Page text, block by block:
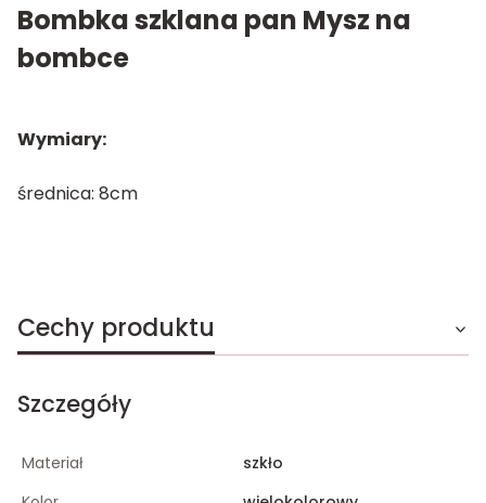
Bombka szklana pan Mysz na
bombce
Wymiary:
średnica: 8cm
Cechy produktu
Szczegóły
Materiał
szkło